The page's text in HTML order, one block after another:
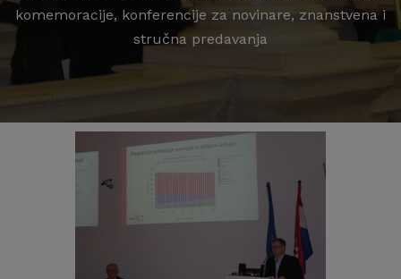
komemoracije, konferencije za novinare, znanstvena i
stručna predavanja